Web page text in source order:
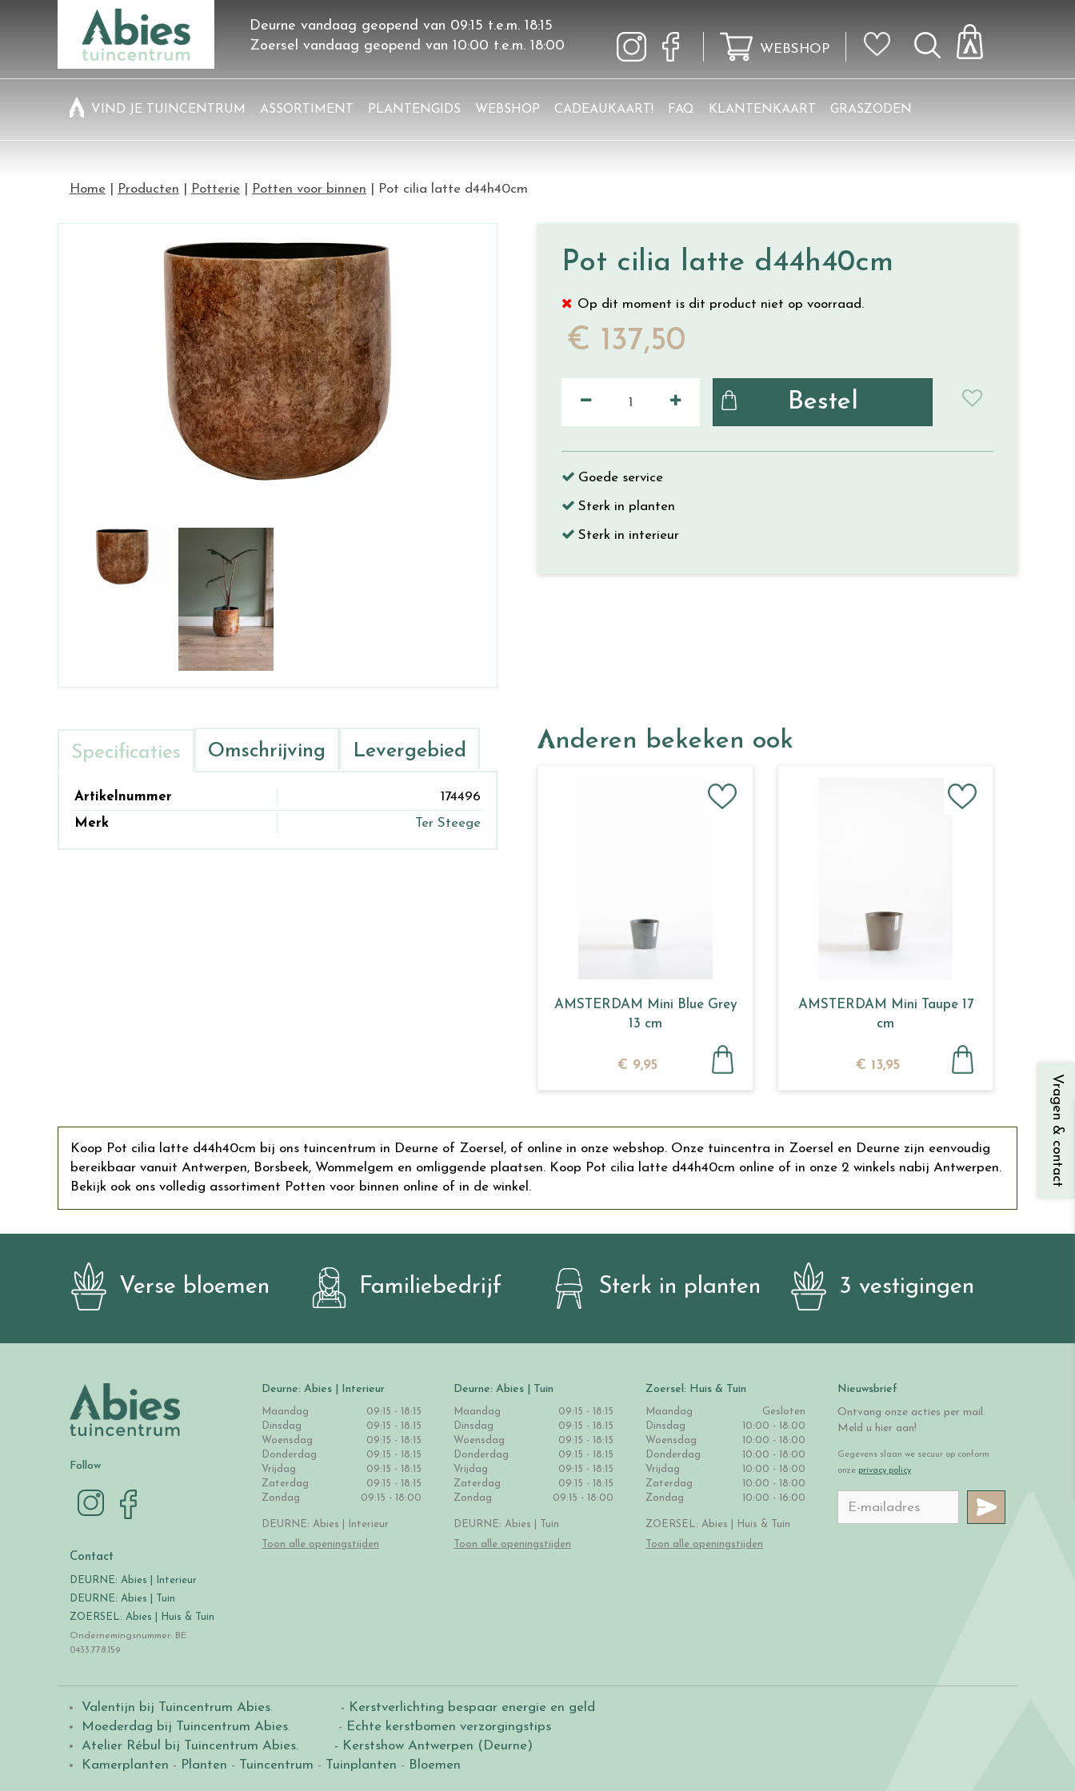
Home Producten Potterie Potten voor binnen Pot cilia latte d44h40cm
Deurne vandaag geopend van 09:15 t.e.m. 18:15
Zoersel vandaag geopend van 10:00 t.e.m. 18:00 WEBSHOP
VIND JE TUINCENTRUM ASSORTIMENT PLANTENGIDS WEBSHOP CADEAUKAART! FAQ KLANTENKAART GRASZODEN
Pot cilia latte d44h40cm
Op dit moment is dit product niet op voorraad.
€ 137,50
Goede service
Sterk in planten
Sterk in interieur
Specificaties Omschrijving Levergebied
Artikelnummer
174496
Merk
Ter Steege
Anderen bekeken ook
AMSTERDAM Mini Blue Grey
13 cm
€ 9,95
AMSTERDAM Mini Taupe 17
cm
€ 13,95
Koop Pot cilia latte d44h40cm bij ons tuincentrum in Deurne of Zoersel, of online in onze webshop. Onze tuincentra in Zoersel en Deurne zijn eenvoudig
bereikbaar vanuit Antwerpen, Borsbeek, Wommelgem en omliggende plaatsen. Koop Pot cilia latte d44h40cm online of in onze 2 winkels nabij Antwerpen.
Bekijk ook ons volledig assortiment Potten voor binnen online of in de winkel.
Verse bloemen Familiebedrijf Sterk in planten 3 vestigingen
Follow
Contact
DEURNE: Abies | Interieur
DEURNE: Abies | Tuin
ZOERSEL: Abies | Huis & Tuin
Ondernemingsnummer: BE
0433.778.159
Deurne: Abies | Interieur
Maandag
09:15 - 18:15
Dinsdag
09:15 - 18:15
Woensdag
09:15 - 18:15
Donderdag
09:15 - 18:15
Vrijdag
09:15 - 18:15
Zaterdag
09:15 - 18:15
Zondag
09:15 - 18:00
DEURNE: Abies | Interieur
Toon alle openingstijden
Deurne: Abies | Tuin
Maandag
09:15 - 18:15
Dinsdag
09:15 - 18:15
Woensdag
09:15 - 18:15
Donderdag
09:15 - 18:15
Vrijdag
09:15 - 18:15
Zaterdag
09:15 - 18:15
Zondag
09:15 - 18:00
DEURNE: Abies | Tuin
Toon alle openingstijden
Zoersel: Huis & Tuin
Maandag
Gesloten
Dinsdag
10:00 - 18:00
Woensdag
10:00 - 18:00
Donderdag
10:00 - 18:00
Vrijdag
10:00 - 18:00
Zaterdag
10:00 - 18:00
Zondag
10:00 - 16:00
ZOERSEL: Abies | Huis & Tuin
Toon alle openingstijden
Nieuwsbrief
Ontvang onze acties per mail.
Meld u hier aan!
Gegevens slaan we secuur op conform
onze privacy policy.
Valentijn bij Tuincentrum Abies.
- Kerstverlichting bespaar energie en geld
Moederdag bij Tuincentrum Abies. - Echte kerstbomen verzorgingstips
Atelier Rébul bij Tuincentrum Abies.
- Kerstshow Antwerpen (Deurne)
Kamerplanten - Planten - Tuincentrum - Tuinplanten - Bloemen
Vragen & contact